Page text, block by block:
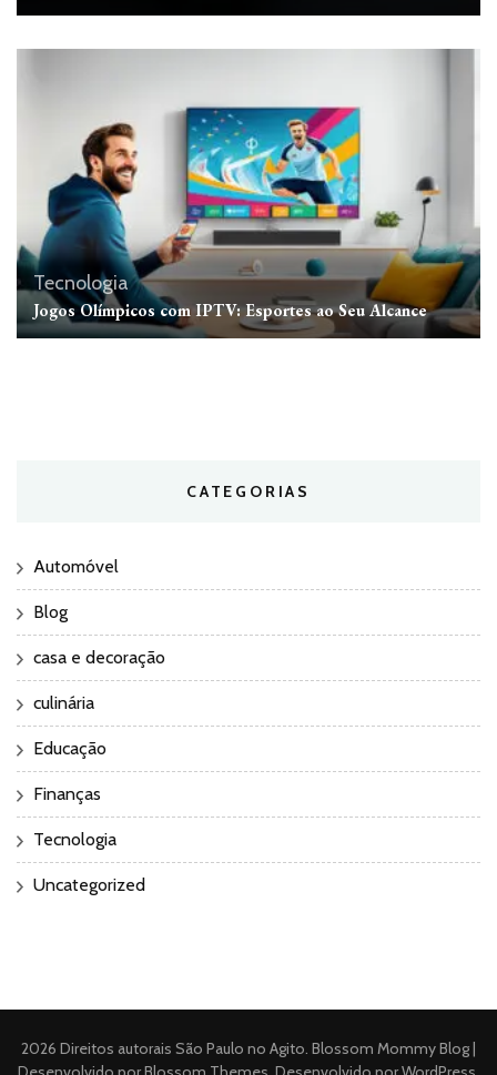
Tecnologia
Jogos Olímpicos com IPTV: Esportes ao Seu Alcance
CATEGORIAS
Automóvel
Blog
casa e decoração
culinária
Educação
Finanças
Tecnologia
Uncategorized
2026 Direitos autorais São Paulo no Agito. Blossom Mommy Blog |